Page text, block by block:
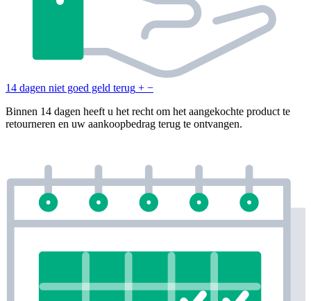
14 dagen niet goed geld terug + −
Binnen 14 dagen heeft u het recht om het aangekochte product te
retourneren en uw aankoopbedrag terug te ontvangen.